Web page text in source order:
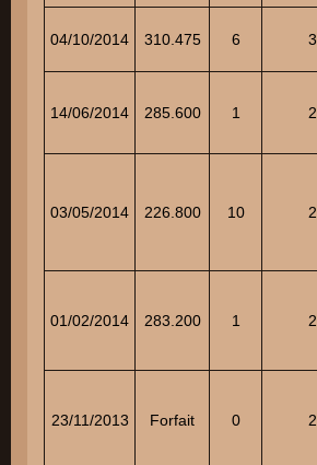
04/10/2014 310.475 6 3
14/06/2014 285.600 1 2
03/05/2014 226.800 10 2
01/02/2014 283.200 1 2
23/11/2013 Forfait 0 2